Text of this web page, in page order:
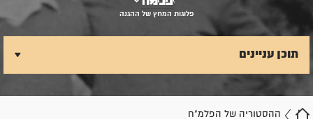
פלוגות המחץ של ההגנה
ההסטוריה של הפלמ"ח
תוכן עניינים